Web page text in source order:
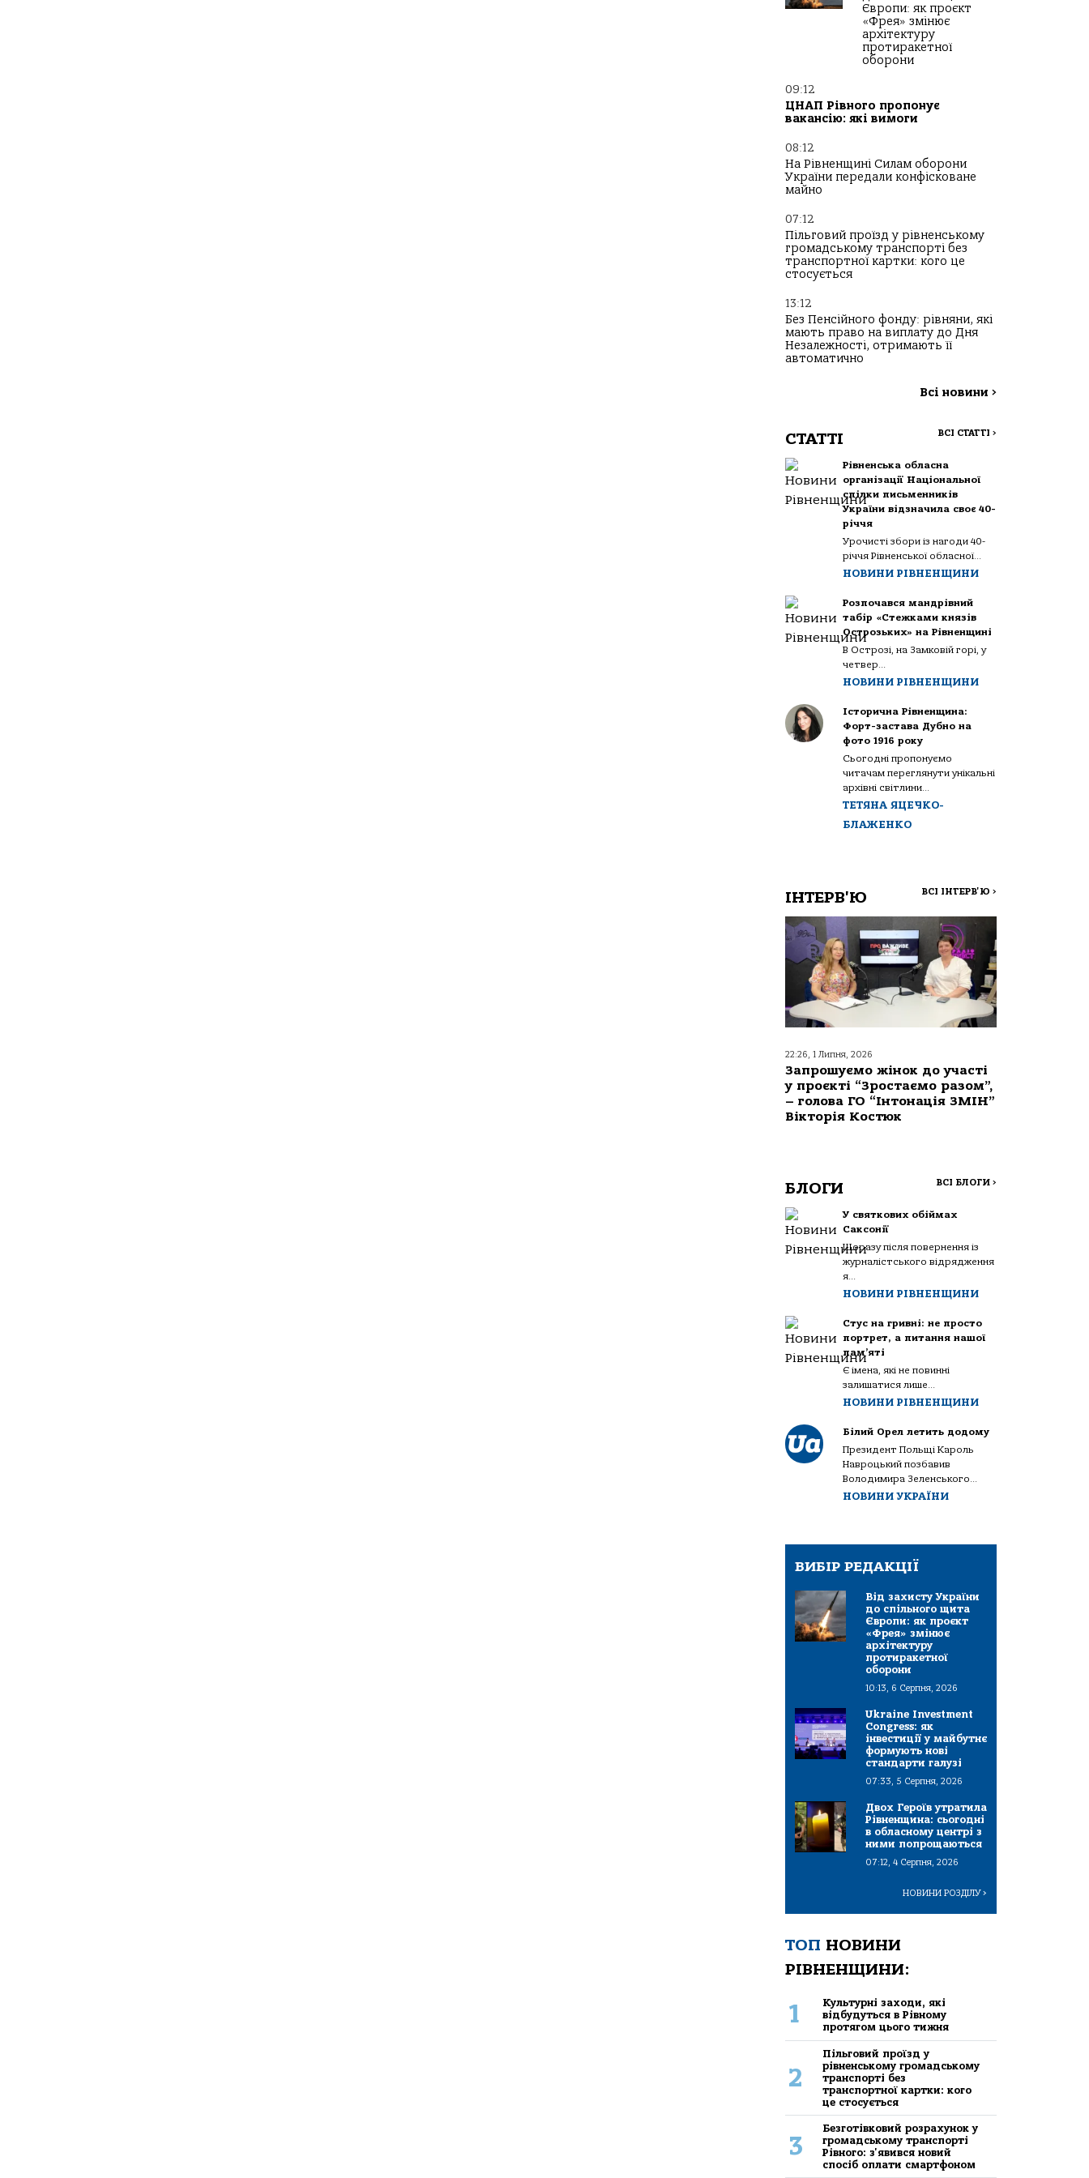
Європи: як проєкт
«Фрея» змінює
архітектуру
протиракетної
оборони
09:12
ЦНАП Рівного пропонує
вакансію: які вимоги
08:12
На Рівненщині Силам оборони
України передали конфісковане
майно
07:12
Пільговий проїзд у рівненському
громадському транспорті без
транспортної картки: кого це
стосується
13:12
Без Пенсійного фонду: рівняни, які
мають право на виплату до Дня
Незалежності, отримають її
автоматично
Всі новини >
СТАТТІ ВСІ СТАТТІ >
Рівненська обласна
організації Національної
спілки письменників
України відзначила своє 40-
річчя
Урочисті збори із нагоди 40-
річчя Рівненської обласної...
НОВИНИ РІВНЕНЩИНИ
Розпочався мандрівний
табір «Стежками князів
Острозьких» на Рівненщині
В Острозі, на Замковій горі, у
четвер...
НОВИНИ РІВНЕНЩИНИ
Історична Рівненщина:
Форт-застава Дубно на
фото 1916 року
Сьогодні пропонуємо
читачам переглянути унікальні
архівні світлини...
ТЕТЯНА ЯЦЕЧКО-
БЛАЖЕНКО
ІНТЕРВ'Ю ВСІ ІНТЕРВ'Ю >
22:26, 1 Липня, 2026
Запрошуємо жінок до участі
у проєкті “Зростаємо разом”,
– голова ГО “Інтонація ЗМІН”
Вікторія Костюк
БЛОГИ ВСІ БЛОГИ >
У святкових обіймах
Саксонії
Щоразу після повернення із
журналістського відрядження
я...
НОВИНИ РІВНЕНЩИНИ
Стус на гривні: не просто
портрет, а питання нашої
пам’яті
Є імена, які не повинні
залишатися лише...
НОВИНИ РІВНЕНЩИНИ
Білий Орел летить додому
Президент Польщі Кароль
Навроцький позбавив
Володимира Зеленського...
НОВИНИ УКРАЇНИ
ВИБІР РЕДАКЦІЇ
Від захисту України
до спільного щита
Європи: як проєкт
«Фрея» змінює
архітектуру
протиракетної
оборони
10:13, 6 Серпня, 2026
Ukraine Investment
Congress: як
інвестиції у майбутнє
формують нові
стандарти галузі
07:33, 5 Серпня, 2026
Двох Героїв утратила
Рівненщина: сьогодні
в обласному центрі з
ними попрощаються
07:12, 4 Серпня, 2026
НОВИНИ РОЗДІЛУ>
ТОП НОВИНИ
РІВНЕНЩИНИ:
1
Культурні заходи, які
відбудуться в Рівному
протягом цього тижня
2
Пільговий проїзд у
рівненському громадському
транспорті без
транспортної картки: кого
це стосується
3
Безготівковий розрахунок у
громадському транспорті
Рівного: з'явився новий
спосіб оплати смартфоном